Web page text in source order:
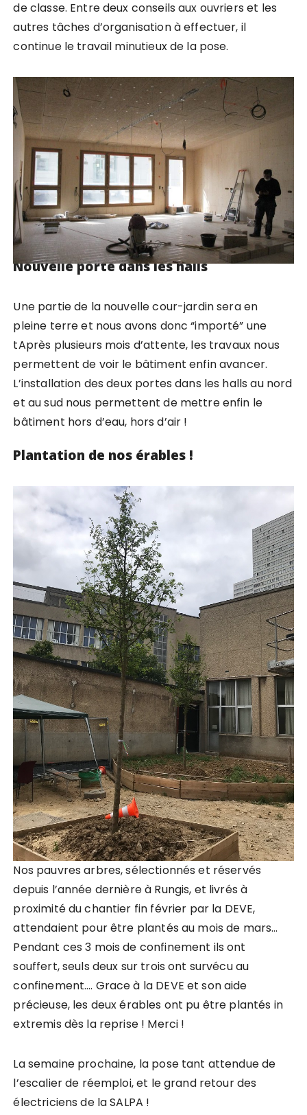
de classe. Entre deux conseils aux ouvriers et les
autres tâches d’organisation à effectuer, il
continue le travail minutieux de la pose.
Nouvelle porte dans les halls
Une partie de la nouvelle cour-jardin sera en
pleine terre et nous avons donc “importé” une
tAprès plusieurs mois d’attente, les travaux nous
permettent de voir le bâtiment enfin avancer.
L’installation des deux portes dans les halls au nord
et au sud nous permettent de mettre enfin le
bâtiment hors d’eau, hors d’air !
Plantation de nos érables !
Nos pauvres arbres, sélectionnés et réservés
depuis l’année dernière à Rungis, et livrés à
proximité du chantier fin février par la DEVE,
attendaient pour être plantés au mois de mars…
Pendant ces 3 mois de confinement ils ont
souffert, seuls deux sur trois ont survécu au
confinement…. Grace à la DEVE et son aide
précieuse, les deux érables ont pu être plantés in
extremis dès la reprise ! Merci !
La semaine prochaine, la pose tant attendue de
l’escalier de réemploi, et le grand retour des
électriciens de la SALPA !